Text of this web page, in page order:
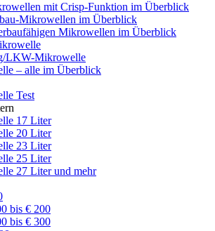
mit Crisp-Funktion im Überblick
Mikrowellen im Überblick
Mikrowellen im Überblick
LKW-Mikrowelle
– alle im Überblick
Test
17 Liter
20 Liter
23 Liter
25 Liter
27 Liter und mehr
bis € 200
bis € 300